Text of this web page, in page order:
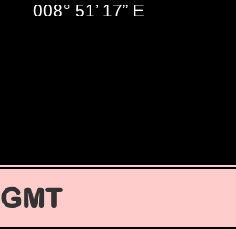
008° 51’ 17” E
GMT